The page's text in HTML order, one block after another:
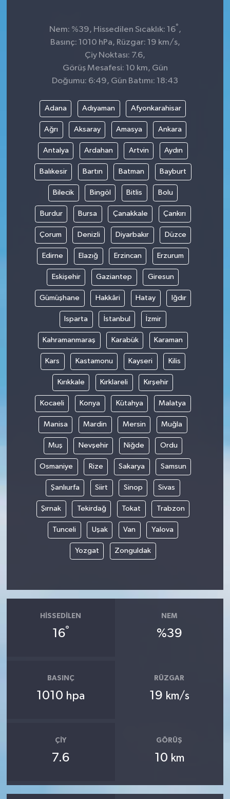
Nem: %39, Hissedilen Sıcaklık: 16° ,
Basınç: 1010 hPa, Rüzgar: 19 km/s,
Çiy Noktası: 7.6,
Görüş Mesafesi: 10 km, Gün
Doğumu: 6:49, Gün Batımı: 18:43
Adana Adıyaman Afyonkarahisar
Ağrı Aksaray Amasya Ankara
Antalya Ardahan Artvin Aydın
Balıkesir Bartın Batman Bayburt
Bilecik Bingöl Bitlis Bolu
Burdur Bursa Çanakkale Çankırı
Çorum Denizli Diyarbakır Düzce
Edirne Elazığ Erzincan Erzurum
Eskişehir Gaziantep Giresun
Gümüşhane Hakkâri Hatay Iğdır
Isparta İstanbul İzmir
Kahramanmaraş Karabük Karaman
Kars Kastamonu Kayseri Kilis
Kırıkkale Kırklareli Kırşehir
Kocaeli Konya Kütahya Malatya
Manisa Mardin Mersin Muğla
Muş Nevşehir Niğde Ordu
Osmaniye Rize Sakarya Samsun
Şanlıurfa Siirt Sinop Sivas
Şırnak Tekirdağ Tokat Trabzon
Tunceli Uşak Van Yalova
Yozgat Zonguldak
HISSEDILEN
16°
NEM
%39
BASINÇ
1010 hpa
RÜZGAR
19 km/s
ÇIY
7.6
GÖRÜŞ
10 km